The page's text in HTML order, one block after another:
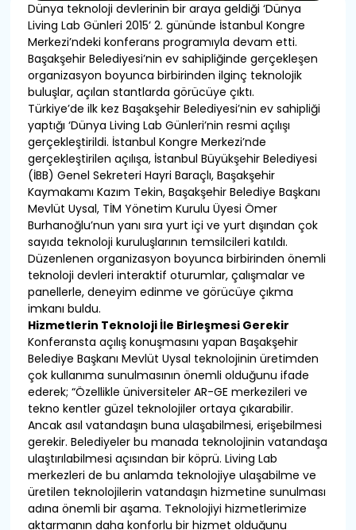
Dünya teknoloji devlerinin bir araya geldiği ‘Dünya
Living Lab Günleri 2015’ 2. gününde İstanbul Kongre
Merkezi’ndeki konferans programıyla devam etti.
Başakşehir Belediyesi’nin ev sahipliğinde gerçekleşen
organizasyon boyunca birbirinden ilginç teknolojik
buluşlar, açılan stantlarda görücüye çıktı.
Türkiye’de ilk kez Başakşehir Belediyesi’nin ev sahipliği
yaptığı ‘Dünya Living Lab Günleri’nin resmi açılışı
gerçekleştirildi. İstanbul Kongre Merkezi’nde
gerçekleştirilen açılışa, İstanbul Büyükşehir Belediyesi
(İBB) Genel Sekreteri Hayri Baraçlı, Başakşehir
Kaymakamı Kazım Tekin, Başakşehir Belediye Başkanı
Mevlüt Uysal, TİM Yönetim Kurulu Üyesi Ömer
Burhanoğlu’nun yanı sıra yurt içi ve yurt dışından çok
sayıda teknoloji kuruluşlarının temsilcileri katıldı.
Düzenlenen organizasyon boyunca birbirinden önemli
teknoloji devleri interaktif oturumlar, çalışmalar ve
panellerle, deneyim edinme ve görücüye çıkma
imkanı buldu.
Hizmetlerin Teknoloji İle Birleşmesi Gerekir
Konferansta açılış konuşmasını yapan Başakşehir
Belediye Başkanı Mevlüt Uysal teknolojinin üretimden
çok kullanıma sunulmasının önemli olduğunu ifade
ederek; “Özellikle üniversiteler AR-GE merkezileri ve
tekno kentler güzel teknolojiler ortaya çıkarabilir.
Ancak asıl vatandaşın buna ulaşabilmesi, erişebilmesi
gerekir. Belediyeler bu manada teknolojinin vatandaşa
ulaştırılabilmesi açısından bir köprü. Living Lab
merkezleri de bu anlamda teknolojiye ulaşabilme ve
üretilen teknolojilerin vatandaşın hizmetine sunulması
adına önemli bir aşama. Teknolojiyi hizmetlerimize
aktarmanın daha konforlu bir hizmet olduğunu